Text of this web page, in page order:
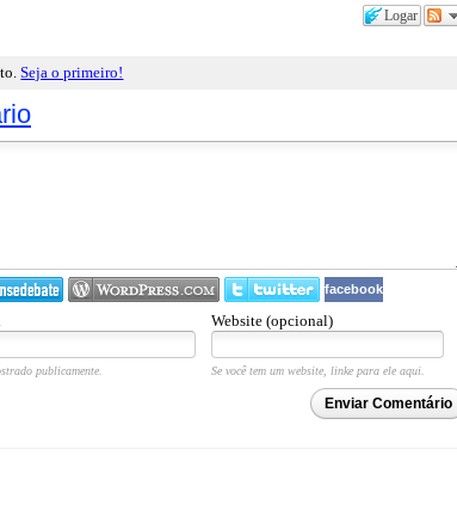
Logar
Seja o primeiro!
facebook
Website (opcional)
publicamente. Se você tem um website, linke para ele aqui.
Enviar Comentário